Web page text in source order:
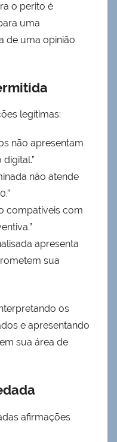
Possíveis
o perito é
uma
de uma opinião
legítimas:
não apresentam
não atende
compatíveis com
apresenta
sua
os
e apresentando
sua área de
afirmações